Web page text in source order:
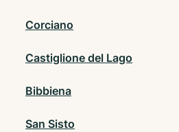
Corciano
Castiglione del Lago
Bibbiena
San Sisto